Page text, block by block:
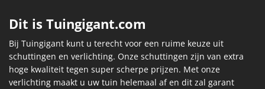
Dit is Tuingigant.com
Bij Tuingigant kunt u terecht voor een ruime keuze uit
schuttingen en verlichting. Onze schuttingen zijn van extra
hoge kwaliteit tegen super scherpe prijzen. Met onze
verlichting maakt u uw tuin helemaal af en dit zal garant